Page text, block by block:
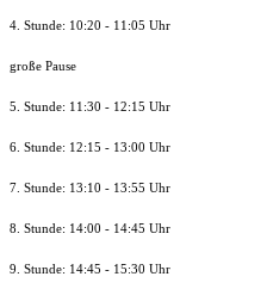
4. Stunde: 10:20 - 11:05 Uhr
große Pause
5. Stunde: 11:30 - 12:15 Uhr
6. Stunde: 12:15 - 13:00 Uhr
7. Stunde: 13:10 - 13:55 Uhr
8. Stunde: 14:00 - 14:45 Uhr
9. Stunde: 14:45 - 15:30 Uhr